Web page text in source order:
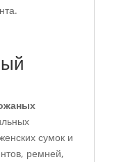
сумок и
ремней,